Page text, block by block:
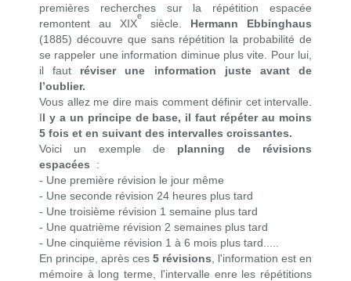
premières recherches sur la répétition espacée
remontent au XIX
e
siècle. Hermann Ebbinghaus
(1885) découvre que sans répétition la probabilité de
se rappeler une information diminue plus vite. Pour lui,
il faut réviser une information juste avant de
l’oublier.
Vous allez me dire mais comment définir cet intervalle.
Il y a un principe de base, il faut répéter au moins
5 fois et en suivant des intervalles croissantes.
Voici un exemple de planning de révisions
espacées :
- Une première révision le jour même
- Une seconde révision 24 heures plus tard
- Une troisième révision 1 semaine plus tard
- Une quatrième révision 2 semaines plus tard
- Une cinquième révision 1 à 6 mois plus tard.....
En principe, après ces 5 révisions , l'information est en
mémoire à long terme, l'intervalle enre les répétitions